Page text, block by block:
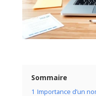
Sommaire
1 Importance d’un